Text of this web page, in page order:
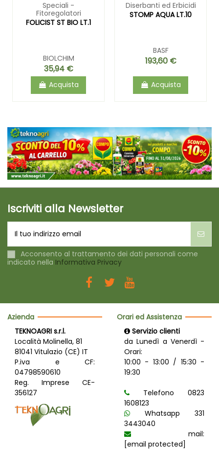
Speciali -
Fitoregolatori
FOLICIST ST BIO LT.1
BIOLCHIM
35,94 €
Acquista
Diserbanti ed Erbicidi
STOMP AQUA LT.10
BASF
193,60 €
Acquista
Iscriviti alla Newsletter
Acconsento al trattamento dei dati personali come
indicato nella Informativa Privacy
Azienda
TEKNOAGRI s.r.l.
Località Molinella, 81
81041 Vitulazio (CE) IT
P.iva e CF:
04798590610
Reg. Imprese CE-
356127
Orari ed Assistenza
Servizio clienti
da Lunedì a Venerdì -
Orari:
10:00 - 13:00 / 15:30 -
19:30
Telefono 0823
1608123
Whatsapp 331
3443040
mail:
[email protected]